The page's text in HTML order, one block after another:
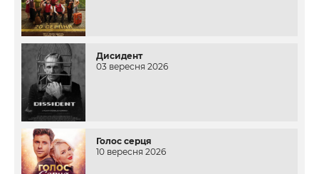
Дисидент
03 вересня 2026
Голос серця
10 вересня 2026